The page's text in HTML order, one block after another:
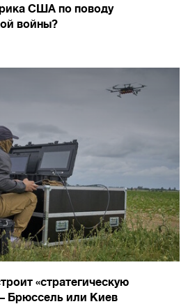
США по поводу
войны?
«стратегическую
Брюссель или Киев